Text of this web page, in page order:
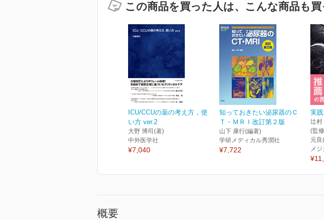
この商品を買った人は、こんな商品も買
ICU/CCUの薬の考え方，使
い方 ver.2
大野 博司(著)
中外医学社
¥7,040
知っておきたい泌尿器のＣ
Ｔ・ＭＲＩ改訂第２版
山下 康行(編著)
学研メディカル秀潤社
¥7,722
実
辻村
(監
元良
メ
概要